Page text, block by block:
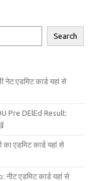
Search
एडमिट कार्ड यहां से
Pre DElEd Result:
एडमिट कार्ड यहां से
एडमिट कार्ड यहां से